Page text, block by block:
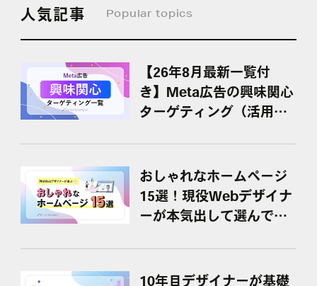
人気記事 Popular topics
【26年8月最新一覧付
き】Meta広告の興味関心
ターゲティング（活用ポ
おしゃれなホームページ
15選！現役Webデザイナ
ーが本気出して選んでみ
10年目デザイナーが基礎